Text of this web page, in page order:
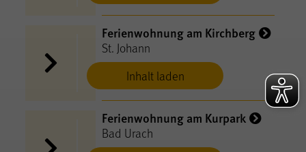
Inhalt laden
Ferienwohnung am Kirchberg
St. Johann
Ferienwohnung am Kurpark
Bad Urach